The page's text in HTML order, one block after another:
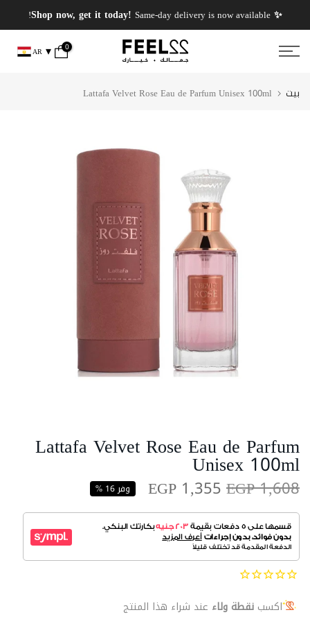
انتقل
إلى
المحتوى
✨ Shop now, get it today!
Same-day delivery is now available!
0
AR
بيت Lattafa Velvet Rose Eau de Parfum Unisex 100ml
Lattafa Velvet Rose Eau de Parfum
Unisex 100ml
EGP 1,608
EGP 1,355 وفر 16 %
اكسب نقطة ولاء عند شراء هذا المنتج